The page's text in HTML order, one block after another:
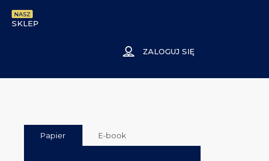
SKLEP
NASZ
ZALOGUJ SIĘ
Papier E-book